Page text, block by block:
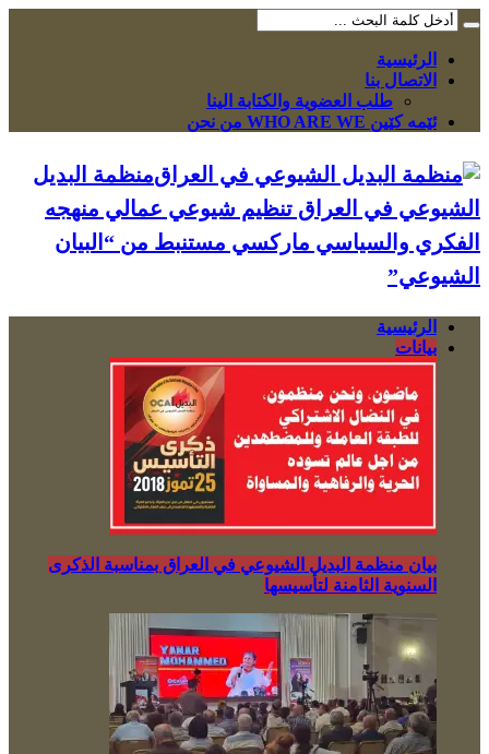
الرئيسية
الاتصال بنا
طلب العضوية والكتابة الينا
ئێمە کێین WHO ARE WE من نحن
منظمة البديل
الشيوعي في العراق تنظيم شيوعي عمالي منهجه
الفكري والسياسي ماركسي مستنبط من “البيان
الشيوعي”
الرئيسية
بيانات
بيان منظمة البديل الشيوعي في العراق بمناسبة الذكرى
السنوية الثامنة لتأسيسها